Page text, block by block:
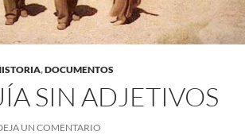
,DOCUMENTOS
SIN ADJETIVOS
UN COMENTARIO